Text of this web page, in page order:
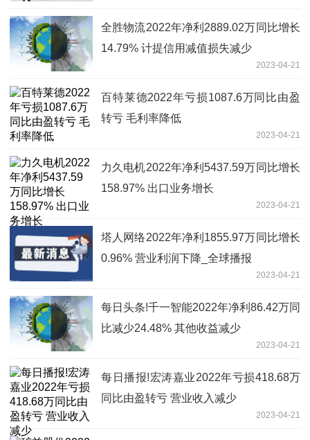
全胜物流2022年净利2889.02万同比增长
14.79% 计提信用减值损失减少
2023-04-21
百特莱德2022年亏损1087.6万同比由盈
转亏 毛利率降低
2023-04-21
力久电机2022年净利5437.59万同比增长
158.97% 出口业务增长
2023-04-21
塔人网络2022年净利1855.97万同比增长
0.96% 营业利润下降_全球播报
2023-04-21
每日头条!千一智能2022年净利86.42万同
比减少24.48% 其他收益减少
2023-04-21
每日播报!宏涛嘉业2022年亏损418.68万
同比由盈转亏 营业收入减少
2023-04-21